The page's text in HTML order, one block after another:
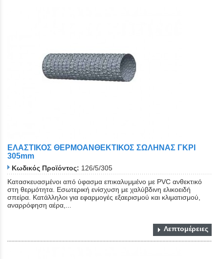
ΕΛΑΣΤΙΚΟΣ ΘΕΡΜΟΑΝΘΕΚΤΙΚΟΣ ΣΩΛΗΝΑΣ ΓΚΡΙ
305mm
Κωδικός Προϊόντος: 126/5/305
Κατασκευασμένοι από ύφασμα επικαλυμμένο με PVC ανθεκτικό
στη θερμότητα. Εσωτερική ενίσχυση με χαλύβδινη ελικοειδή
σπείρα. Κατάλληλοι για εφαρμογές εξαερισμού και κλιματισμού,
αναρρόφηση αέρα,...
Λεπτομέρειες